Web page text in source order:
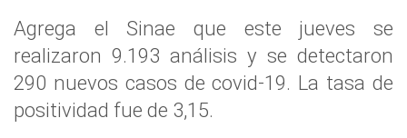
Agrega el Sinae que este jueves se
realizaron 9.193 análisis y se detectaron
290 nuevos casos de covid-19. La tasa de
positividad fue de 3,15.